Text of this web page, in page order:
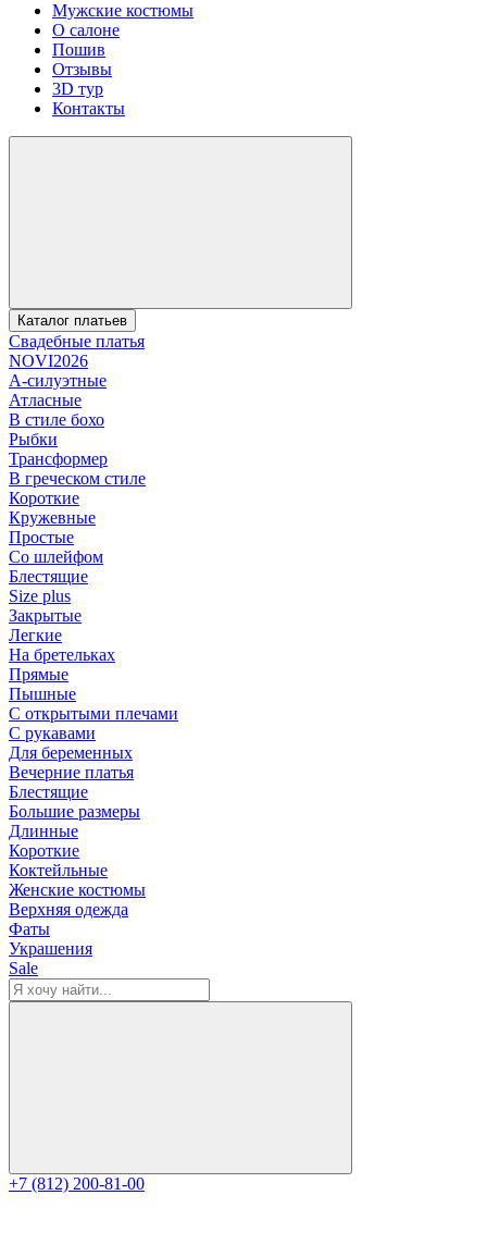
Мужские костюмы
О салоне
Пошив
Отзывы
3D тур
Контакты
Каталог платьев
Свадебные платья
NOVI2026
А-силуэтные
Атласные
В стиле бохо
Рыбки
Трансформер
В греческом стиле
Короткие
Кружевные
Простые
Со шлейфом
Блестящие
Size plus
Закрытые
Легкие
На бретельках
Прямые
Пышные
С открытыми плечами
С рукавами
Для беременных
Вечерние платья
Блестящие
Большие размеры
Длинные
Короткие
Коктейльные
Женские костюмы
Верхняя одежда
Фаты
Украшения
Sale
+7 (812) 200-81-00